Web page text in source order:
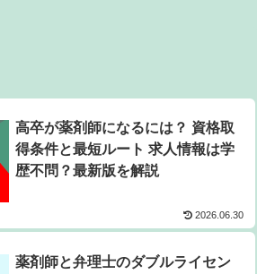
高卒が薬剤師になるには？ 資格取
得条件と最短ルート 求人情報は学
歴不問？最新版を解説
2026.06.30
薬剤師と弁理士のダブルライセン